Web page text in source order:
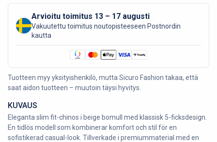
Arvioitu toimitus 13 – 17 augusti
Vakuutettu toimitus noutopisteeseen Postnordin
kautta
Tuotteen myy yksityishenkilö, mutta Sicuro Fashion takaa, että
saat aidon tuotteen – muutoin täysi hyvitys.
KUVAUS
Eleganta slim fit-chinos i beige bomull med klassisk 5-ficksdesign.
En tidlös modell som kombinerar komfort och stil för en
sofistikerad casual-look. Tillverkade i premiummaterial med en